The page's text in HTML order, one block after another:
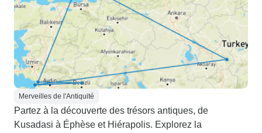
Merveilles de l'Antiquité
Partez à la découverte des trésors antiques, de
Kusadasi à Éphèse et Hiérapolis. Explorez la